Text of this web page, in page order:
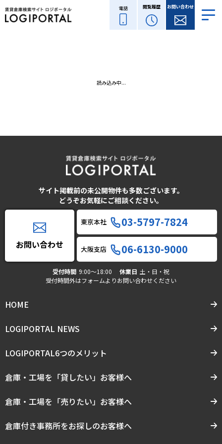
電話 閲覧履歴 お問い合わせ
読み込み中...
サイト掲載前の未公開物件も多数ございます。
どうぞお気軽にご相談ください。
お問い合わせ
東京本社 03-5797-7824
大阪支店 06-6130-9000
受付時間 9:00〜18:00 休業日 土・日・祝
受付時間外はフォームよりお問い合わせください
HOME
LOGIPORTAL NEWS
LOGIPORTAL6つのメリット
倉庫・工場を「貸したい」お客様へ
倉庫・工場を「売りたい」お客様へ
倉庫付き事務所をお探しのお客様へ